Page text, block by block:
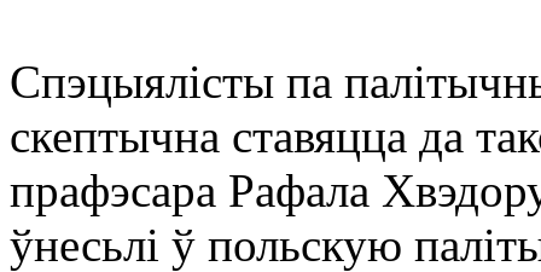
Спэцыялісты па
скептычна ставяцца да
прафэсара Рафала
ўнесьлі ў польскую